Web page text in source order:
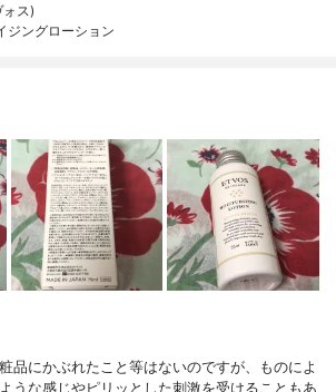
ォス)
ジングローション
品にかぶれたこと等はないのですが、ものによ
うな感じやピリッとした刺激を受けることもあ